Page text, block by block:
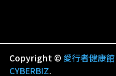
Copyright © 愛行者健康館
CYBERBIZ.